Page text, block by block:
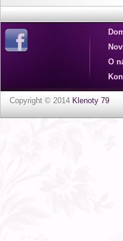
O
Copyright © 2014 Klenoty 79